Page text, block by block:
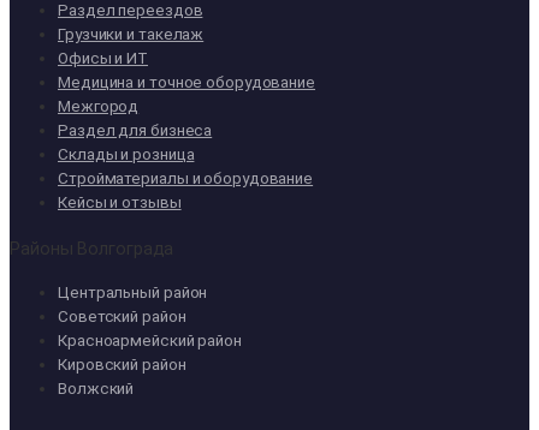
Раздел переездов
Грузчики и такелаж
Офисы и ИТ
Медицина и точное оборудование
Межгород
Раздел для бизнеса
Склады и розница
Стройматериалы и оборудование
Кейсы и отзывы
Районы Волгограда
Центральный район
Советский район
Красноармейский район
Кировский район
Волжский